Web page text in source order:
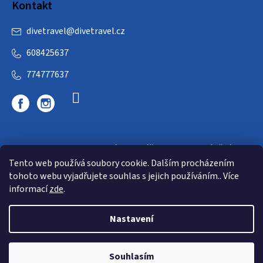
Tento web používá soubory cookie. Dalším procházením
tohoto webu vyjadřujete souhlas s jejich používáním.. Více
informacízde.
Nastavení
Souhlasím
Kontakt
divetravel@divetravel.cz
608425637
774777637
DIVETRAVEL - cestovní kancelář - cesty za potápěním
Shoptet |mime digital
Copyright 2026E-dive. Všechna práva vyhrazena.